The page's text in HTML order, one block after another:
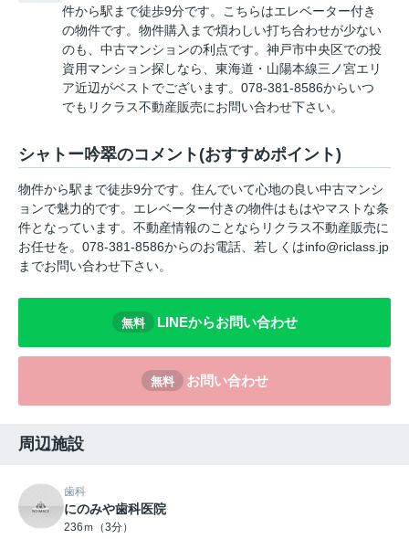
件から駅まで徒歩9分です。こちらはエレベーター付き
の物件です。物件購入まで煩わしい打ち合わせが少ない
のも、中古マンションの利点です。神戸市中央区での投
資用マンション探しなら、東海道・山陽本線三ノ宮エリ
ア近辺がベストでございます。078-381-8586からいつ
でもリクラス不動産販売にお問い合わせ下さい。
シャトー吟翠のコメント(おすすめポイント)
物件から駅まで徒歩9分です。住んでいて心地の良い中古マンシ
ョンで魅力的です。エレベーター付きの物件はもはやマストな条
件となっています。不動産情報のことならリクラス不動産販売に
お任せを。078-381-8586からのお電話、若しくはinfo@riclass.jp
までお問い合わせ下さい。
無料 LINEからお問い合わせ
無料 お問い合わせ
周辺施設
歯科
にのみや歯科医院
236ｍ（3分）